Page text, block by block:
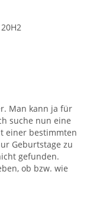
Man kann ja für
suche nun eine
einer bestimmten
Geburtstage zu
gefunden.
ob bzw. wie